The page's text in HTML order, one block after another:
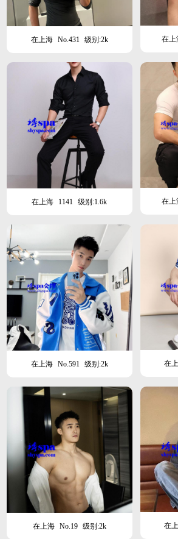
在上海 No.431 级别:2k 在上
在上海 1141 级别:1.6k 在上
在上海 No.591 级别:2k 在
在上海 No.19 级别:2k 在